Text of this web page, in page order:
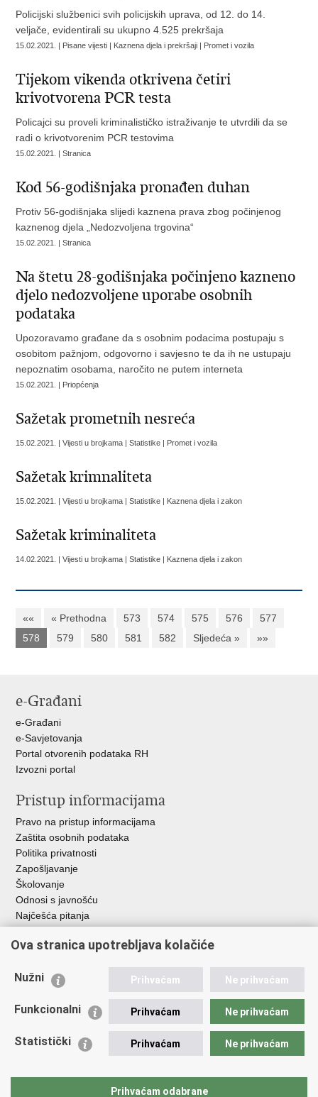
Policijski službenici svih policijskih uprava, od 12. do 14.
veljače, evidentirali su ukupno 4.525 prekršaja
15.02.2021. | Pisane vijesti | Kaznena djela i prekršaji | Promet i vozila
Tijekom vikenda otkrivena četiri
krivotvorena PCR testa
Policajci su proveli kriminalističko istraživanje te utvrdili da se
radi o krivotvorenim PCR testovima
15.02.2021. | Stranica
Kod 56-godišnjaka pronađen duhan
Protiv 56-godišnjaka slijedi kaznena prava zbog počinjenog
kaznenog djela „Nedozvoljena trgovina“
15.02.2021. | Stranica
Na štetu 28-godišnjaka počinjeno kazneno
djelo nedozvoljene uporabe osobnih
podataka
Upozoravamo građane da s osobnim podacima postupaju s
osobitom pažnjom, odgovorno i savjesno te da ih ne ustupaju
nepoznatim osobama, naročito ne putem interneta
15.02.2021. | Priopćenja
Sažetak prometnih nesreća
15.02.2021. | Vijesti u brojkama | Statistike | Promet i vozila
Sažetak krimnaliteta
15.02.2021. | Vijesti u brojkama | Statistike | Kaznena djela i zakon
Sažetak kriminaliteta
14.02.2021. | Vijesti u brojkama | Statistike | Kaznena djela i zakon
«« « Prethodna 573 574 575 576
577
578
579 580 581 582 Sljedeća » »»
e-Građani
e-Građani
e-Savjetovanja
Portal otvorenih podataka RH
Izvozni portal
Pristup informacijama
Pravo na pristup informacijama
Zaštita osobnih podataka
Politika privatnosti
Zapošljavanje
Školovanje
Odnosi s javnošću
Najčešća pitanja
Važne poveznice
EMN Nacionalna kontaktna točka za Republiku Hrvatsku
Policijska akademija
Zaklada policijske solidarnosti
Sindikati
Ova stranica upotrebljava kolačiće
Nužni Prihvaćam Ne prihvaćam
Funkcionalni Prihvaćam Ne prihvaćam
Statistički Prihvaćam Ne prihvaćam
Prihvaćam odabrane